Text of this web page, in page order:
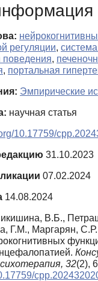
регуляции,
поведения,
, портальная
Эмпирические
научная статья
10.17759/
31.10.2023
07.02.2024
14.08.2024
В.Б.,
Г.М., Маргарян, С.Р.
32(2),